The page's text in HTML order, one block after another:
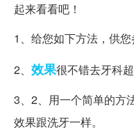
起来看看吧！
1、给您如下方法，供您
2、 效果很不错去牙科超
3、2、用一个简单的方
效果跟洗牙一样。